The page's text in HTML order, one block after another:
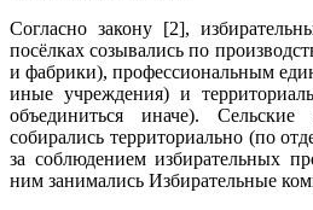
Согласно закону [2],
посёлках созывались по
и фабрики), профессиональным
иные учреждения) и
объединиться иначе). Сельские
собирались территориально (по
за соблюдением избирательных
ним занимались Избирательные